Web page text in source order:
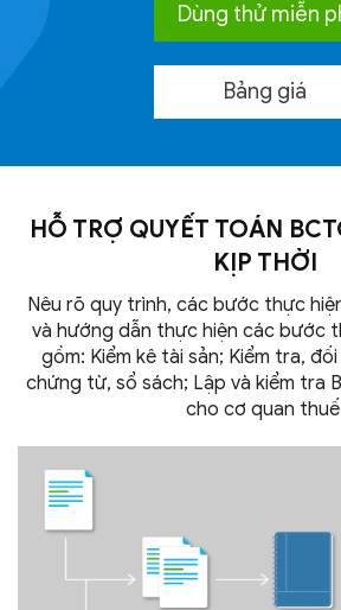
Dùng thử miễn
Bảng giá
HỖ TRỢ QUYẾT TOÁN
KỊP THỜI
Nêu rõ quy trình, các bước thực
và hướng dẫn thực hiện các bước
gồm: Kiểm kê tài sản; Kiểm tra,
chứng từ, sổ sách; Lập và kiểm tra
cho cơ quan